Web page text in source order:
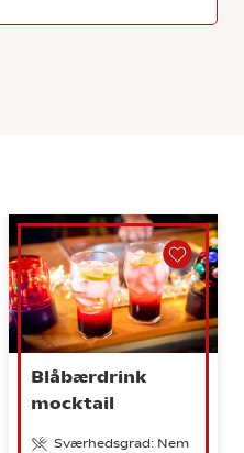
Blåbærdrink
mocktail
Sværhedsgrad: Nem